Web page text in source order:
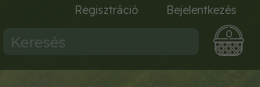
Regisztráció Bejelentkezés
0